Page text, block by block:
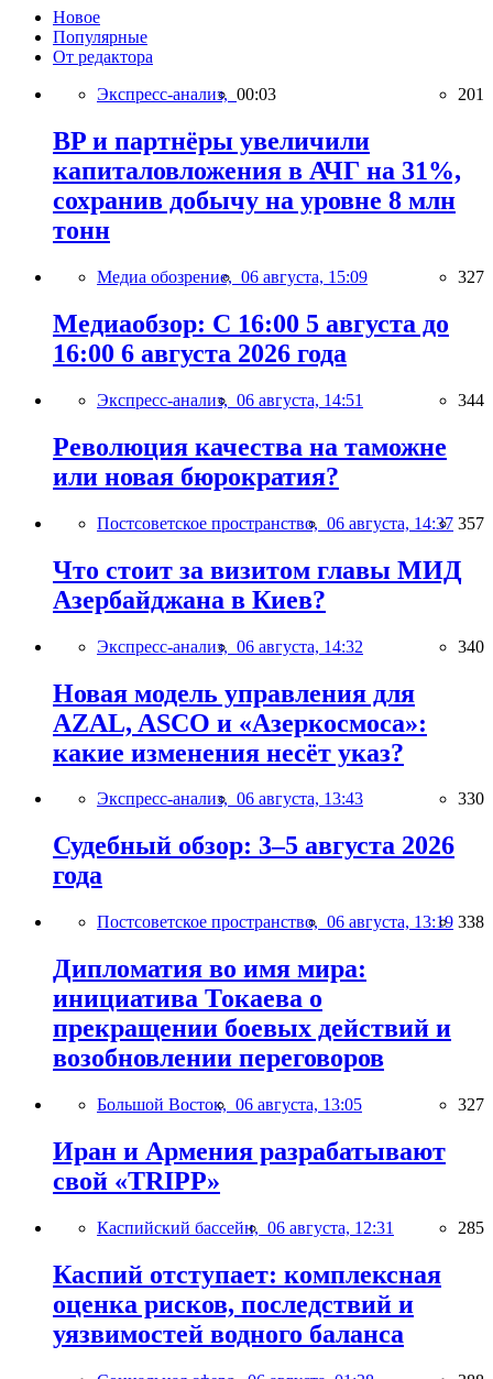
Новое
Популярные
От редактора
Экспресс-анализ, 00:03 201
BP и партнёры увеличили
капиталовложения в АЧГ на 31%,
сохранив добычу на уровне 8 млн
тонн
Медиа обозрение, 06 августа, 15:09 327
Медиаобзор: С 16:00 5 августа до
16:00 6 августа 2026 года
Экспресс-анализ, 06 августа, 14:51 344
Революция качества на таможне
или новая бюрократия?
Постсоветское пространство, 06 августа, 14:37 357
Что стоит за визитом главы МИД
Азербайджана в Киев?
Экспресс-анализ, 06 августа, 14:32 340
Новая модель управления для
AZAL, ASCO и «Азеркосмоса»:
какие изменения несёт указ?
Экспресс-анализ, 06 августа, 13:43 330
Судебный обзор: 3–5 августа 2026
года
Постсоветское пространство, 06 августа, 13:19 338
Дипломатия во имя мира:
инициатива Токаева о
прекращении боевых действий и
возобновлении переговоров
Большой Восток, 06 августа, 13:05 327
Иран и Армения разрабатывают
свой «TRIPP»
Каспийский бассейн, 06 августа, 12:31 285
Каспий отступает: комплексная
оценка рисков, последствий и
уязвимостей водного баланса